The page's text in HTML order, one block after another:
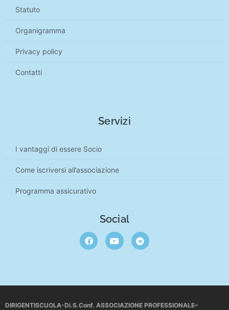
Statuto
Organigramma
Privacy policy
Contatti
Servizi
I vantaggi di essere Socio
Come iscriversi all’associazione
Programma assicurativo
Social
DIRIGENTISCUOLA-Di.S.Conf. ASSOCIAZIONE PROFESSIONALE–